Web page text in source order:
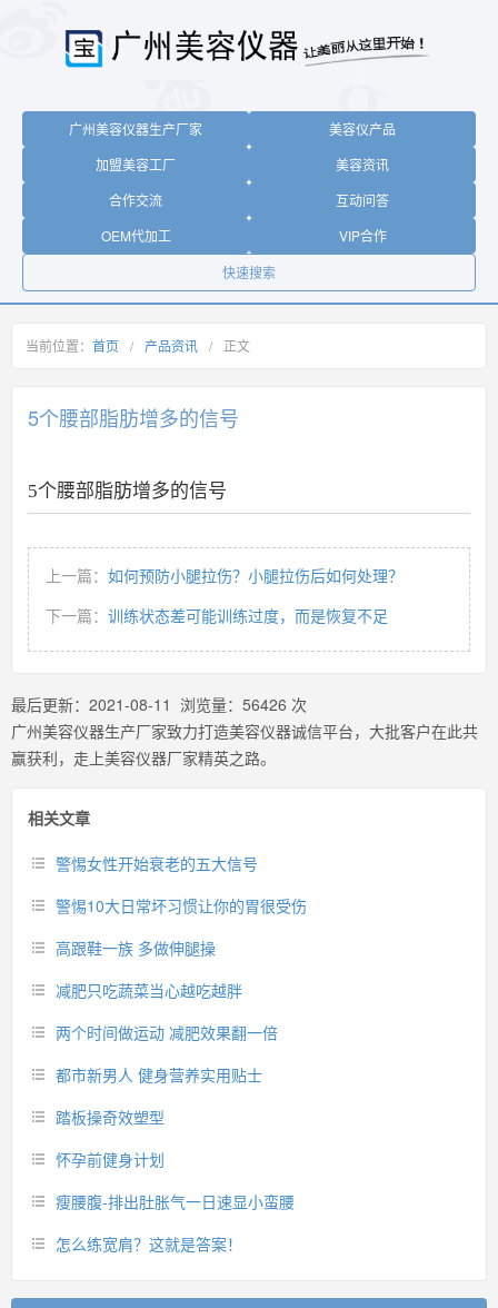
广州美容仪器生产厂家
美容仪产品
加盟美容工厂
美容资讯
合作交流
互动问答
OEM代加工
VIP合作
快速搜索
当前位置： 首页 / 产品资讯 / 正文
5个腰部脂肪增多的信号
5个腰部脂肪增多的信号
上一篇： 如何预防小腿拉伤？小腿拉伤后如何处理？
下一篇： 训练状态差可能训练过度，而是恢复不足
最后更新： 2021-08-11 浏览量： 56426 次
广州美容仪器生产厂家致力打造美容仪器诚信平台，大批客户在此共
赢获利，走上美容仪器厂家精英之路。
相关文章
警惕女性开始衰老的五大信号
警惕10大日常坏习惯让你的胃很受伤
高跟鞋一族 多做伸腿操
减肥只吃蔬菜当心越吃越胖
两个时间做运动 减肥效果翻一倍
都市新男人 健身营养实用贴士
踏板操奇效塑型
怀孕前健身计划
瘦腰腹-排出肚胀气一日速显小蛮腰
怎么练宽肩？这就是答案！